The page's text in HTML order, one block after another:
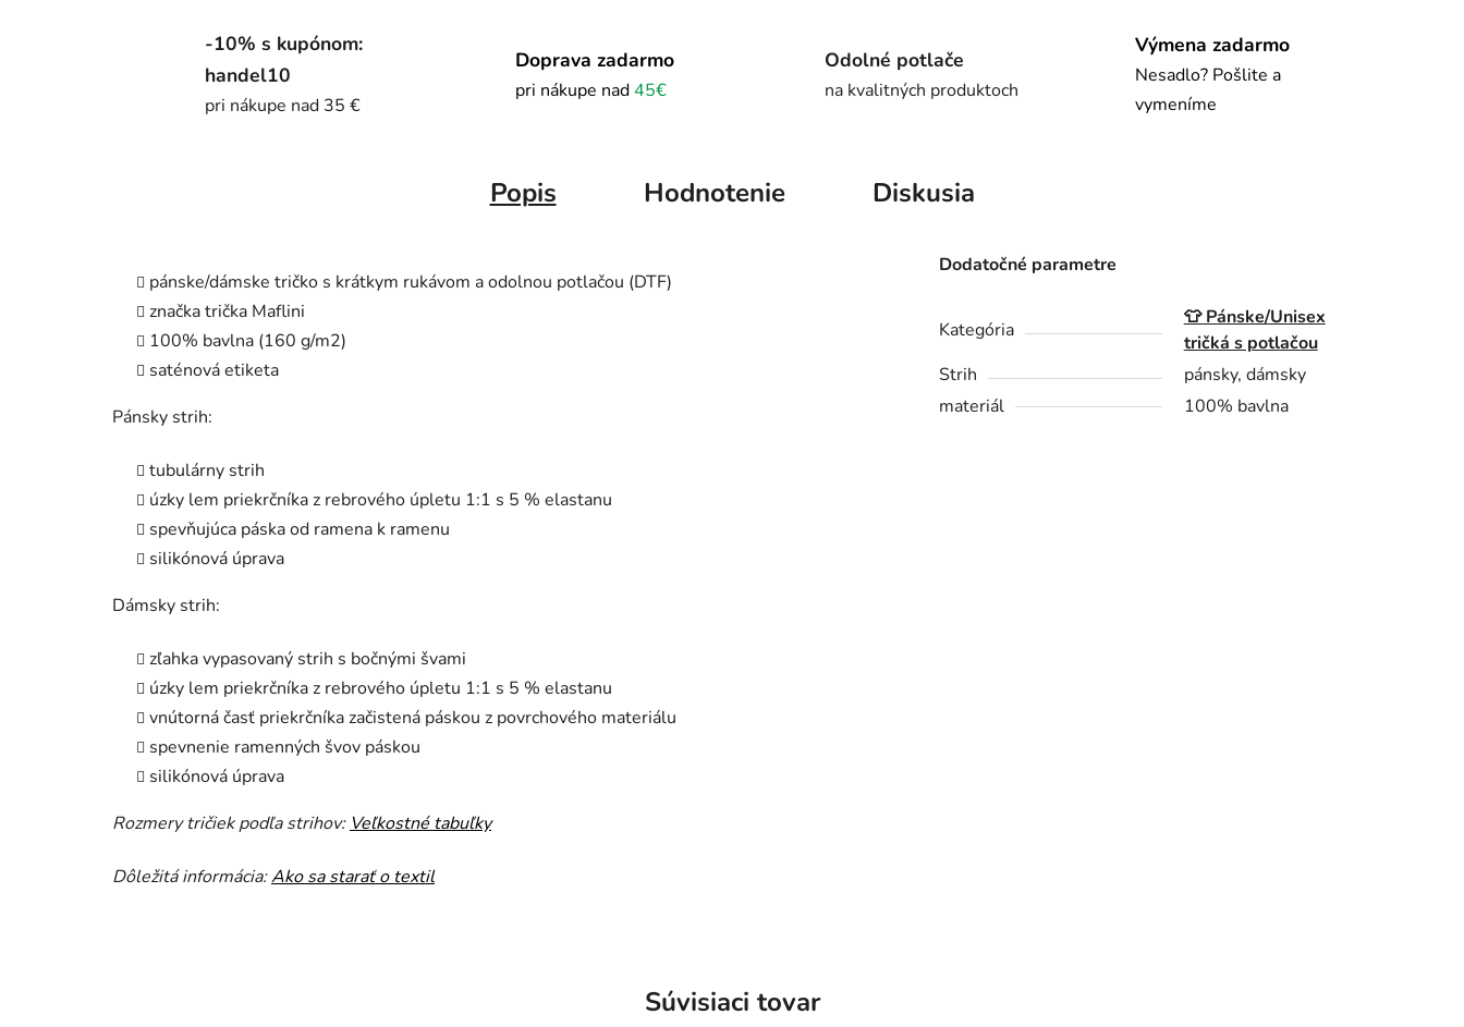
-10% s kupónom:
handel10
pri nákupe nad 35 €
Doprava zadarmo
pri nákupe nad45€
Odolné potlače
na kvalitných produktoch
Výmena zadarmo
Nesadlo? Pošlite a
vymeníme
Popis Hodnotenie Diskusia
pánske/dámske tričko s krátkym rukávom a odolnou potlačou (DTF)
značka trička Maflini
100% bavlna (160 g/m2)
saténová etiketa
Pánsky strih:
tubulárny strih
úzky lem priekrčníka z rebrového úpletu 1:1 s 5 % elastanu
spevňujúca páska od ramena k ramenu
silikónová úprava
Dámsky strih:
zľahka vypasovaný strih s bočnými švami
úzky lem priekrčníka z rebrového úpletu 1:1 s 5 % elastanu
vnútorná časť priekrčníka začistená páskou z povrchového materiálu
spevnenie ramenných švov páskou
silikónová úprava
Rozmery tričiek podľa strihov: Veľkostné tabuľky
Dôležitá informácia:Ako sa starať o textil
Dodatočné parametre
Kategória
👕 Pánske/Unisex
tričká s potlačou
Strih
pánsky, dámsky
materiál
100% bavlna
Súvisiaci tovar